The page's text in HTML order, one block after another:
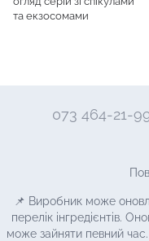
та екзосомами
073 464-21-
📌 Виробник може
перелік інгредієнтів.
може зайняти певний